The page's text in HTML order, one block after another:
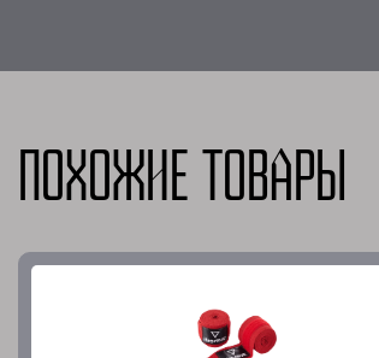
Похожие товары